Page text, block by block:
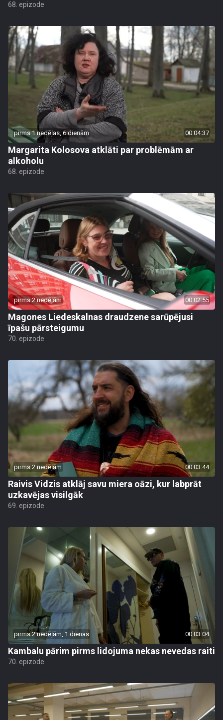
68. epizode
pirms 1 nedēļas, 6 dienām 00:04:37
Margarita Kolosova atklāti par problēmām ar
alkoholu
68. epizode
pirms 2 nedēļām 00:02:55
Magones Liedeskalnas draudzene sarūpējusi
īpašu pārsteigumu
70. epizode
pirms 2 nedēļām 00:03:44
Raivis Vidzis atklāj savu miera oāzi, kur labprāt
uzkavējas visilgāk
69. epizode
pirms 2 nedēļām, 1 dienas 00:03:04
Kambalu pārim pirms lidojuma nekas nevedas raiti
70. epizode